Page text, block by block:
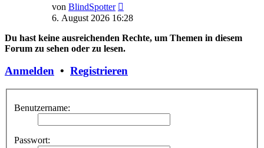
von BlindSpotter
Beitrag
6. August 2026 16:28
Du hast keine ausreichenden Rechte, um Themen in diesem
Forum zu sehen oder zu lesen.
Anmelden • Registrieren
Benutzername:
Passwort: